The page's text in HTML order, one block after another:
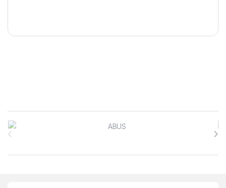
Brands Carousel